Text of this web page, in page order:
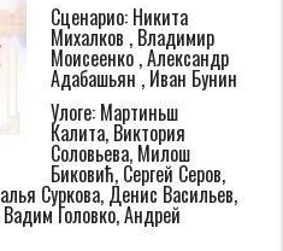
Сценарио: Никита
Михалков , Владимир
Моисеенко , Александр
Адабашьян , Иван Бунин
Улоге: Мартиньш
Калита, Виктория
Соловьева, Милош
Биковић, Сергей Серов,
Суркова, Денис Васильев,
Головко, Андрей